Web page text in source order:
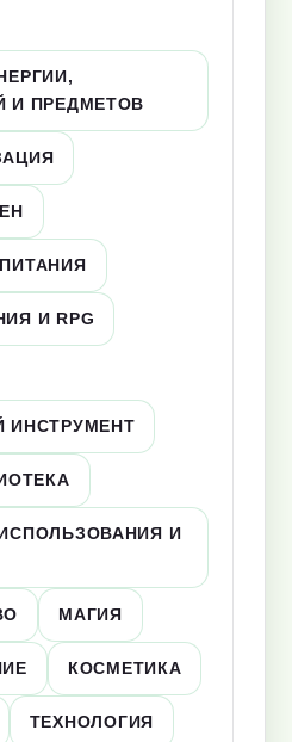
И ПРЕДМЕТОВ
И RPG
ИНСТРУМЕНТ
И
МАГИЯ
КОСМЕТИКА
ТЕХНОЛОГИЯ